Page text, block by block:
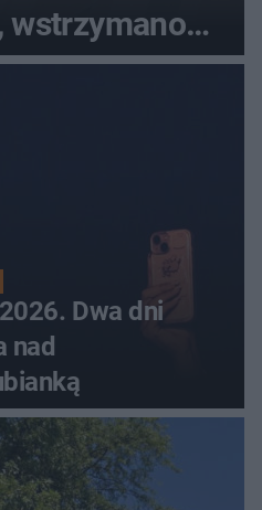
wstrzymano
Dwa dni
nad